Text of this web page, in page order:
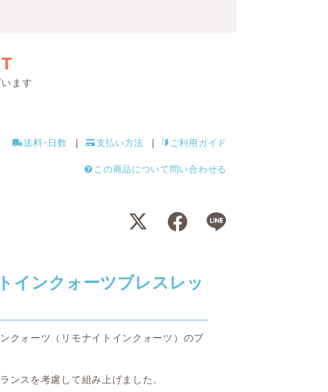
ます
送料･日数 支払い方法 ご利用ガイド
この商品について問い合わせる
インクォーツブレスレッ
クォーツ（リモナイトインクォーツ）のブ
ンスを考慮して組み上げました。